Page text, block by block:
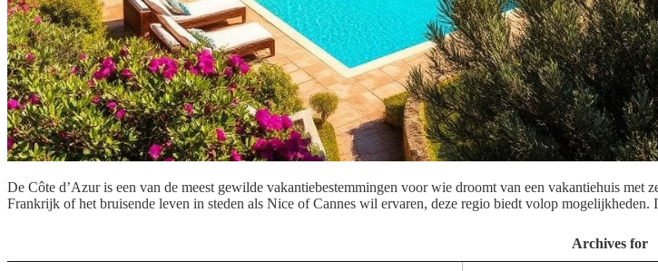
De Côte d’Azur is een van de meest gewilde vakantiebestemmingen voor wie droomt van een vakantiehuis
Frankrijk of het bruisende leven in steden als Nice of Cannes wil ervaren, deze regio biedt volop
Archives for